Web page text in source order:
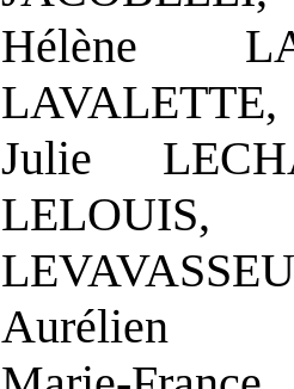
Hélène
Julie
Aurélien